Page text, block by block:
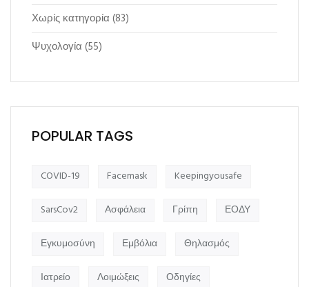
Χωρίς κατηγορία (83)
Ψυχολογία (55)
POPULAR TAGS
COVID-19 Facemask Keepingyousafe
SarsCov2 Ασφάλεια Γρίπη ΕΟΔΥ
Εγκυμοσύνη Εμβόλια Θηλασμός
Ιατρείο Λοιμώξεις Οδηγίες